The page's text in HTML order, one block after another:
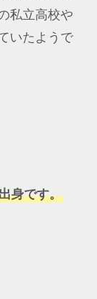
私立高校や
いたようで
身です。